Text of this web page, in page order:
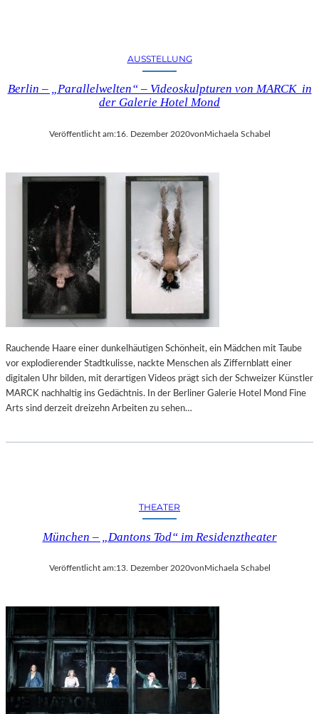
AUSSTELLUNG
Berlin – „Parallelwelten“ – Videoskulpturen von MARCK in
der Galerie Hotel Mond
Veröffentlicht am:16. Dezember 2020vonMichaela Schabel
Rauchende Haare einer dunkelhäutigen Schönheit, ein Mädchen mit Taube
vor explodierender Stadtkulisse, nackte Menschen als Ziffernblatt einer
digitalen Uhr bilden, mit derartigen Videos prägt sich der Schweizer Künstler
MARCK nachhaltig ins Gedächtnis. In der Berliner Galerie Hotel Mond Fine
Arts sind derzeit dreizehn Arbeiten zu sehen…
THEATER
München – „Dantons Tod“ im Residenztheater
Veröffentlicht am:13. Dezember 2020vonMichaela Schabel